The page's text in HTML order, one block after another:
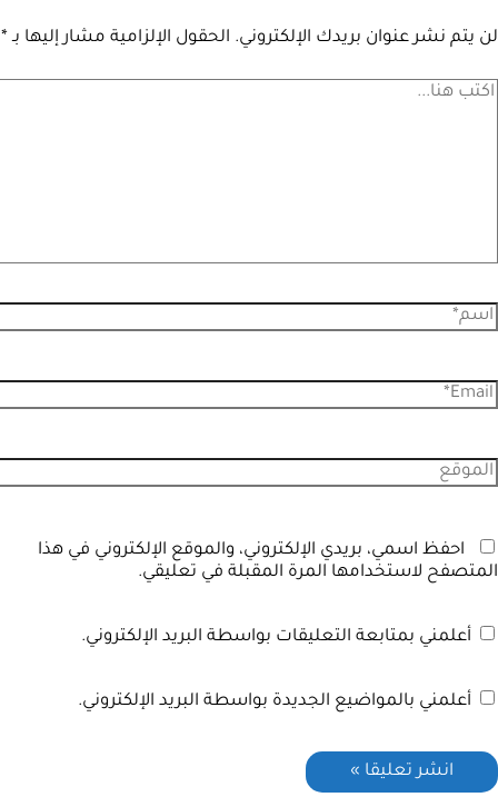
لن يتم نشر عنوان بريدك الإلكتروني. الحقول الإلزامية مشار إليها بـ*
احفظ اسمي، بريدي الإلكتروني، والموقع الإلكتروني في هذا
المتصفح لاستخدامها المرة المقبلة في تعليقي.
أعلمني بمتابعة التعليقات بواسطة البريد الإلكتروني.
أعلمني بالمواضيع الجديدة بواسطة البريد الإلكتروني.